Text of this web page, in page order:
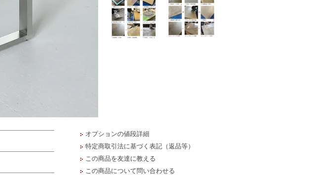
オプションの値段詳細
特定商取引法に基づく表記（返品等）
この商品を友達に教える
この商品について問い合わせる